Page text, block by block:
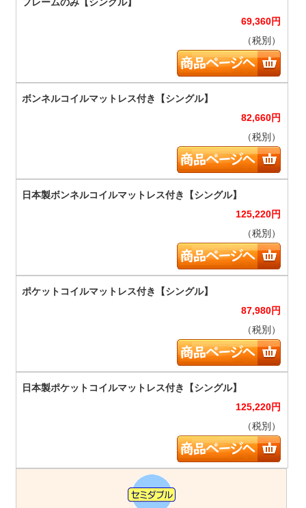
69,360円
（税別）
82,660円
（税別）
125,220円
（税別）
87,980円
（税別）
125,220円
（税別）